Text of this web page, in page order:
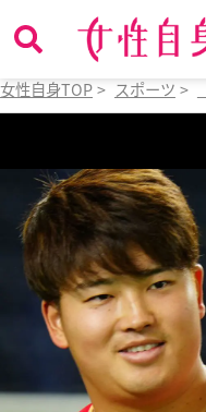
女性自身TOP > スポーツ >